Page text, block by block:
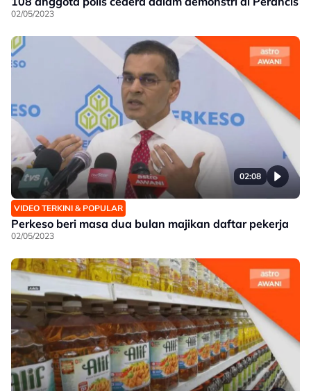
02/05/2023
02:08
VIDEO TERKINI & POPULAR
Perkeso beri masa dua bulan majikan daftar pekerja
02/05/2023